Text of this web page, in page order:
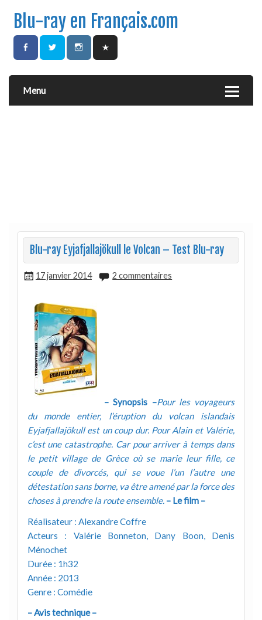
Blu-ray en Français.com
Menu
Blu-ray Eyjafjallajökull le Volcan – Test Blu-ray
17 janvier 2014 2 commentaires
– Synopsis –Pour les voyageurs
du monde entier, l’éruption du volcan islandais
Eyjafjallajökull est un coup dur. Pour Alain et Valérie,
c’est une catastrophe. Car pour arriver à temps dans
le petit village de Grèce où se marie leur fille, ce
couple de divorcés, qui se voue l’un l’autre une
détestation sans borne, va être amené par la force des
choses à prendre la route ensemble. – Le film –
Réalisateur : Alexandre Coffre
Acteurs : Valérie Bonneton, Dany Boon, Denis
Ménochet
Durée : 1h32
Année : 2013
Genre : Comédie
– Avis technique –